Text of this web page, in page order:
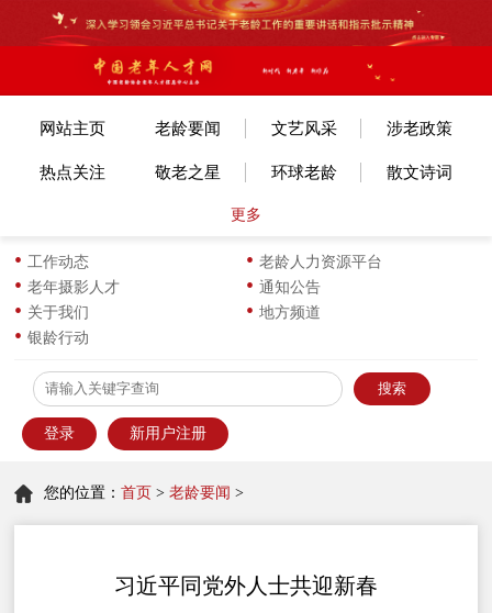
网站主页 老龄要闻 文艺风采 涉老政策
热点关注 敬老之星 环球老龄 散文诗词
各地动态 小说传记
生活新知 服饰服装
为老服务
更多
工作动态
老龄人力资源平台
老年摄影人才
通知公告
关于我们
地方频道
银龄行动
登录 新用户注册
您的位置：首页 >老龄要闻 >
习近平同党外人士共迎新春